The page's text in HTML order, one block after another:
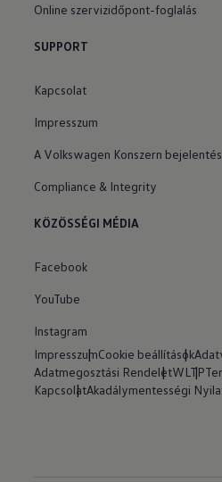
Online szervizidőpont-foglalás
SUPPORT
Kapcsolat
Impresszum
A Volkswagen Konszern
Compliance & Integrity
KÖZÖSSÉGI MÉDIA
Facebook
YouTube
Instagram
ImpresszumCookie beállítások
Adatmegosztási RendeletWLTP
KapcsolatAkadálymentességi